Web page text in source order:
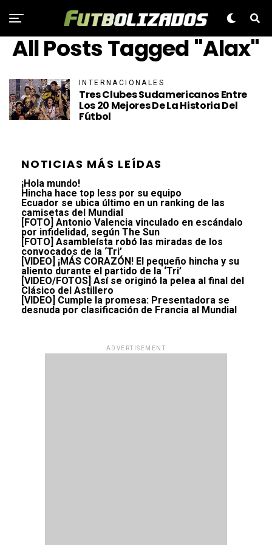
All Posts Tagged "Alax"
INTERNACIONALES
Tres Clubes Sudamericanos Entre
Los 20 Mejores De La Historia Del
Fútbol
NOTICIAS MÁS LEÍDAS
¡Hola mundo!
Hincha hace top less por su equipo
Ecuador se ubica último en un ranking de las
camisetas del Mundial
[FOTO] Antonio Valencia vinculado en escándalo
por infidelidad, según The Sun
[FOTO] Asambleísta robó las miradas de los
convocados de la ‘Tri’
[VIDEO] ¡MÁS CORAZÓN! El pequeño hincha y su
aliento durante el partido de la ‘Tri’
[VIDEO/FOTOS] Así se originó la pelea al final del
Clásico del Astillero
[VIDEO] Cumple la promesa: Presentadora se
desnuda por clasificación de Francia al Mundial
ADVERTISEMENT